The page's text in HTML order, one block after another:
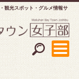
観光スポット・グルメ情報サ